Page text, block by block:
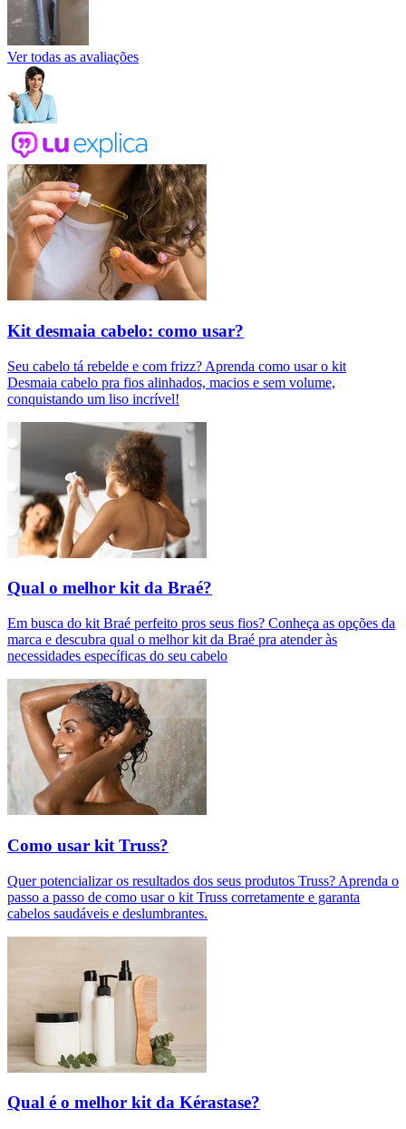
Ver todas as avaliações
Kit desmaia cabelo: como usar?
Seu cabelo tá rebelde e com frizz? Aprenda como usar o kit
Desmaia cabelo pra fios alinhados, macios e sem volume,
conquistando um liso incrível!
Qual o melhor kit da Braé?
Em busca do kit Braé perfeito pros seus fios? Conheça as opções da
marca e descubra qual o melhor kit da Braé pra atender às
necessidades específicas do seu cabelo
Como usar kit Truss?
Quer potencializar os resultados dos seus produtos Truss? Aprenda o
passo a passo de como usar o kit Truss corretamente e garanta
cabelos saudáveis e deslumbrantes.
Qual é o melhor kit da Kérastase?